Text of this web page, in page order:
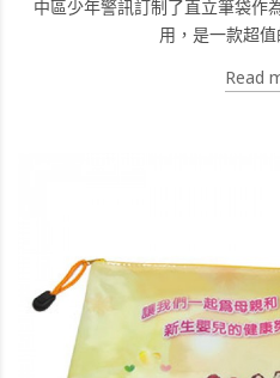
中區少年警訊訂制了直立筆袋作
用，是一款超值
Read